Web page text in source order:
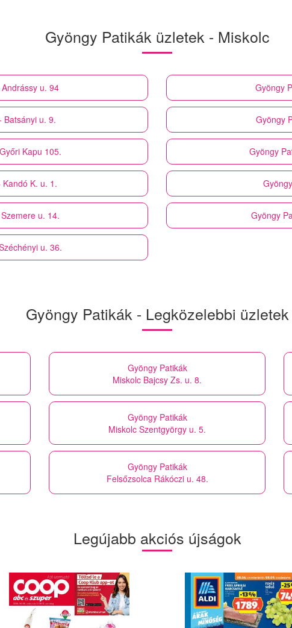
Gyöngy Patikák üzletek - Miskolc
u. 94 Gyöngy
Batsányi u. 9. Gyöngy
Kapu 105. Gyöngy
Kandó K. u. 1.
u. 14. Gyöngy
u. 36.
Gyöngy Patikák - Legközelebbi üzletek
Gyöngy Patikák
Miskolc Bajcsy Zs. u. 8.
Gyöngy Patikák
Miskolc Szentgyörgy u. 5.
Gyöngy Patikák
Felsőzsolca Rákóczi u. 48.
Legújabb akciós újságok